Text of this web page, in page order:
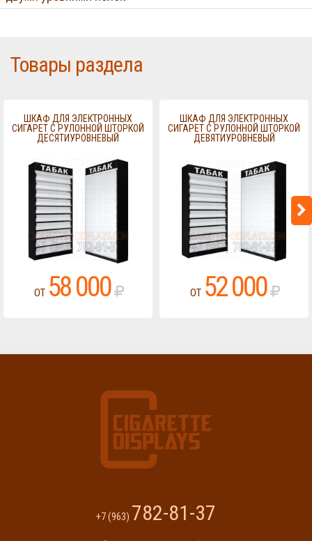
Товары раздела
ШКАФ ДЛЯ ЭЛЕКТРОННЫХ
СИГАРЕТ С РУЛОННОЙ ШТОРКОЙ
ДЕСЯТИУРОВНЕВЫЙ
ОТ 58 000
ШКАФ ДЛЯ ЭЛЕКТРОННЫХ
СИГАРЕТ С РУЛОННОЙ ШТОРКОЙ
ДЕВЯТИУРОВНЕВЫЙ
ОТ 52 000
+7 (963) 782-81-37